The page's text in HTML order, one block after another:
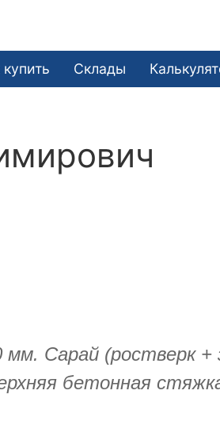
купить Склады
Сарай (ростверк +
бетонная